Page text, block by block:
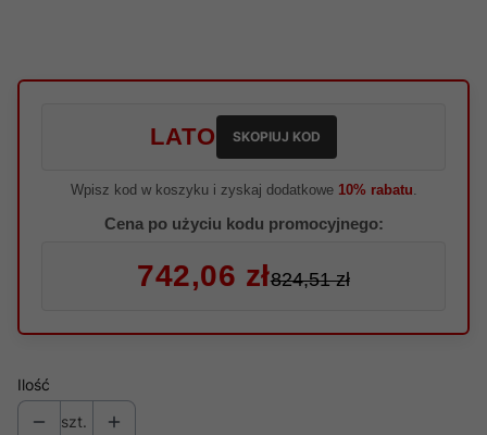
LATO SKOPIUJ KOD
Wpisz kod w koszyku i zyskaj dodatkowe 10% rabatu.
Cena po użyciu kodu promocyjnego:
742,06 zł824,51 zł
Ilość
szt.